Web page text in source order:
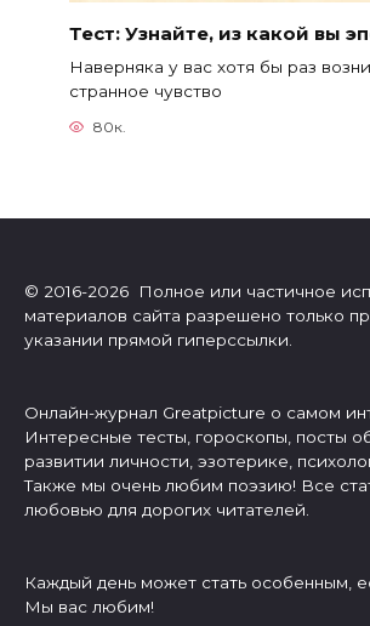
Тест: Узнайте, из какой вы
Наверняка у вас хотя бы раз
странное чувство
80к.
© 2016-2026 Полное или частичное
материалов сайта разрешено только
указании прямой гиперссылки.
Онлайн-журнал Greatpicture о самом
Интересные тесты, гороскопы, посты
развитии личности, эзотерике,
Также мы очень любим поэзию! Все
любовью для дорогих читателей.
Каждый день может стать особенным,
Мы вас любим!